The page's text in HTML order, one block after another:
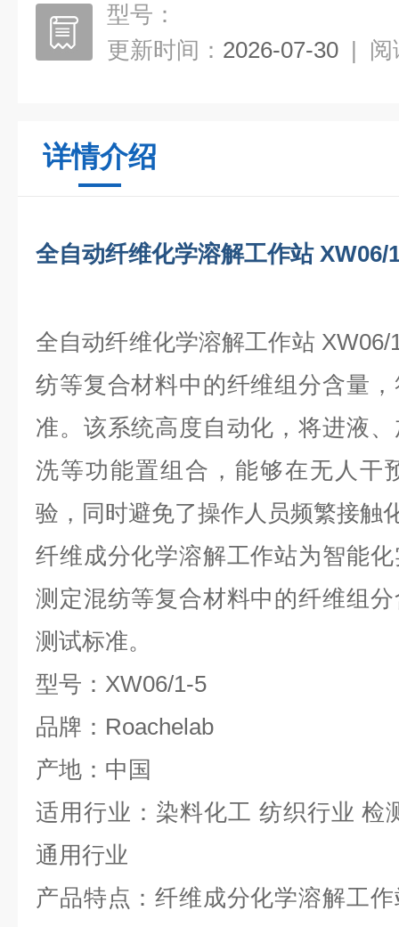
型号：
更新时间： 2026-07-30 | 阅
详情介绍
全自动纤维化学溶解工作站 XW06/
全自动纤维化学溶解工作站
纺等复合材料中的纤维组分含量
准。该系统高度自动化，将进液
洗等功能置组合，能够在无人干
验，同时避免了操作人员频繁接触
纤维成分化学溶解工作站为智能
测定混纺等复合材料中的纤维组
测试标准。
型号：XW06/1-5
品牌：Roachelab
产地：中国
适用行业：染料化工 纺织行业 检
通用行业
产品特点：纤维成分化学溶解工